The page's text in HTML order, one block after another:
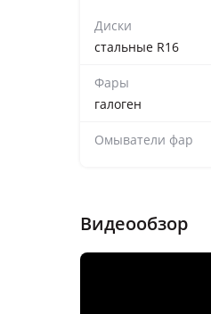
стальные R16
галоген
Диски
Фары
Омыватели фар
Задняя оптика
Видеообзор